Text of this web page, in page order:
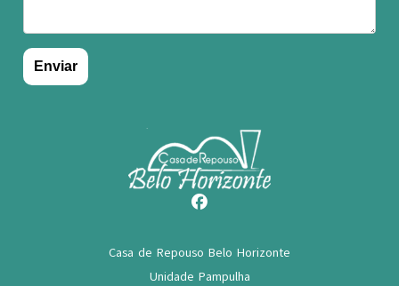
Casa de Repouso Belo Horizonte
Unidade Pampulha